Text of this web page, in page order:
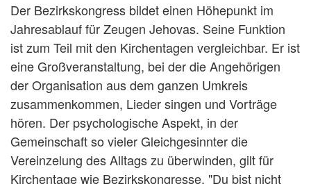
Der Bezirkskongress bildet einen Höhepunkt im
Jahresablauf für Zeugen Jehovas. Seine Funktion
ist zum Teil mit den Kirchentagen vergleichbar. Er ist
eine Großveranstaltung, bei der die Angehörigen
der Organisation aus dem ganzen Umkreis
zusammenkommen, Lieder singen und Vorträge
hören. Der psychologische Aspekt, in der
Gemeinschaft so vieler Gleichgesinnter die
Vereinzelung des Alltags zu überwinden, gilt für
Kirchentage wie Bezirkskongresse. "Du bist nicht